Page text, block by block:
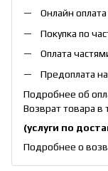
Онлайн оплата
Покупка по
Оплата
Предоплата
Подробнее об
Возврат товара в
(услуги по
Подробнее о